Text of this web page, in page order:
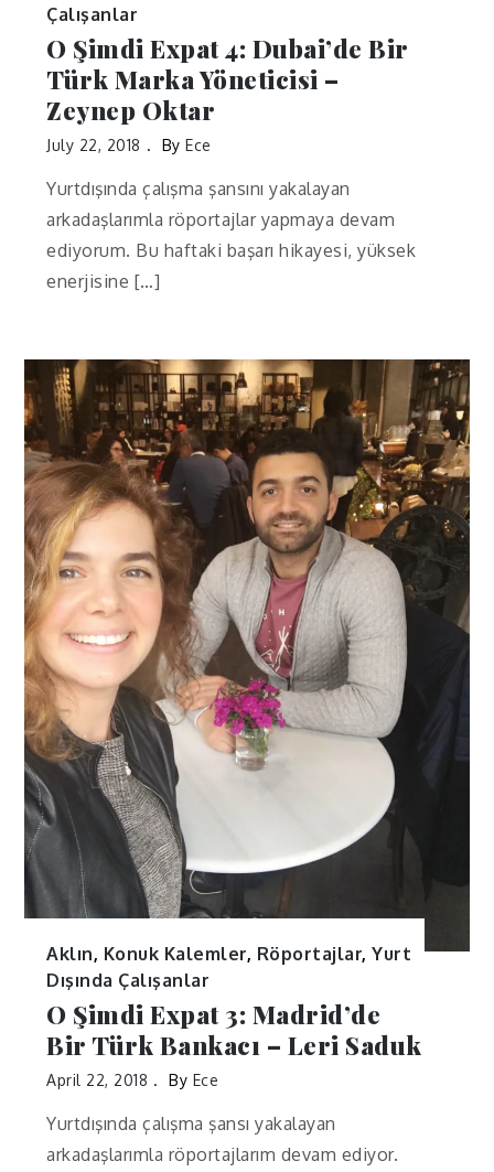
Çalışanlar
O Şimdi Expat 4: Dubai’de Bir
Türk Marka Yöneticisi –
Zeynep Oktar
July 22, 2018 ByEce
Yurtdışında çalışma şansını yakalayan
arkadaşlarımla röportajlar yapmaya devam
ediyorum. Bu haftaki başarı hikayesi, yüksek
enerjisine […]
Aklın, Konuk Kalemler, Röportajlar,Yurt
Dışında Çalışanlar
O Şimdi Expat 3: Madrid’de
Bir Türk Bankacı – Leri Saduk
April 22, 2018 By Ece
Yurtdışında çalışma şansı yakalayan
arkadaşlarımla röportajlarım devam ediyor.